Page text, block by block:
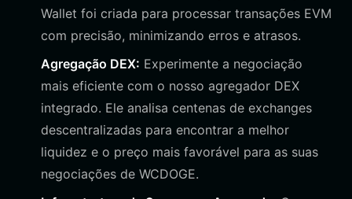
Wallet foi criada para processar transações EVM
com precisão, minimizando erros e atrasos.
Agregação DEX: Experimente a negociação
mais eficiente com o nosso agregador DEX
integrado. Ele analisa centenas de exchanges
descentralizadas para encontrar a melhor
liquidez e o preço mais favorável para as suas
negociações de WCDOGE.